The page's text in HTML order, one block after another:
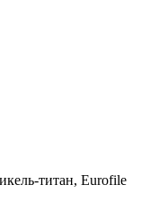
титан, Eurofile